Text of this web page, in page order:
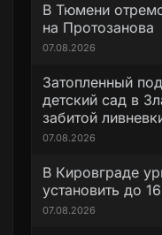
В Тюмени
на Протозанова
07.08.2026
Затопленный
детский сад в
забитой
07.08.2026
В Кировграде
установить до
07.08.2026